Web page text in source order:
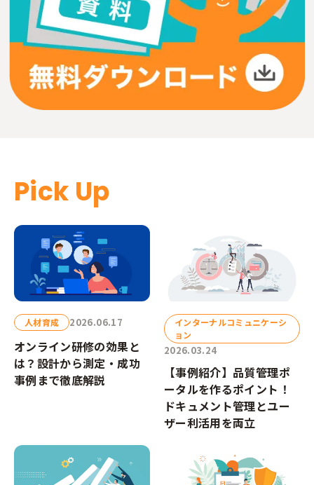
Pick Up
人材育成 2026.06.17
オンライン研修の効果と
は？設計から測定・成功
事例まで徹底解説
インターナルコミュニケーシ
ョン
2026.03.24
【事例紹介】品質管理ポ
ータルを作るポイント！
ドキュメント管理とユー
ザー利活用を両立